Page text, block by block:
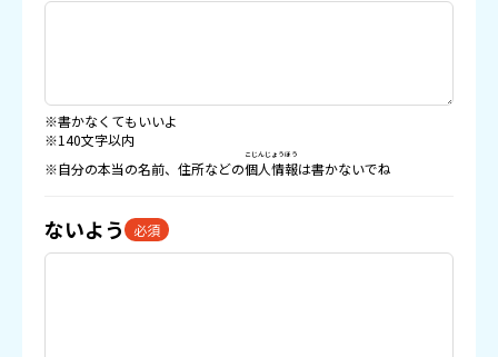
※書かなくてもいいよ
※140文字以内
※自分の本当の名前、住所などの個人情報
こじんじょうほう
は書かないでね
ないよう 必須